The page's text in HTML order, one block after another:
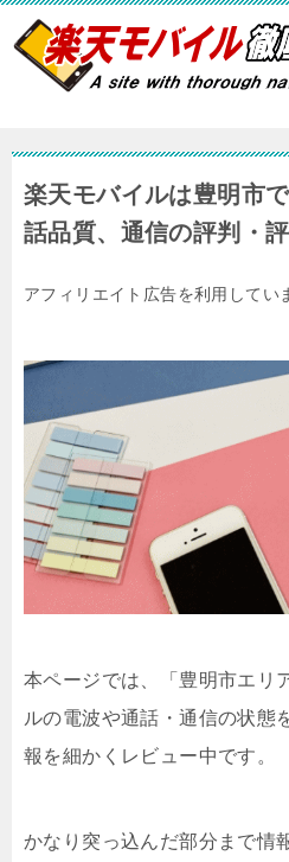
楽天モバイルは豊明市
話品質、通信の評判・
アフィリエイト広告を利用してい
本ページでは、「豊明市エリ
ルの電波や通話・通信の状態
報を細かくレビュー中です。
かなり突っ込んだ部分まで情